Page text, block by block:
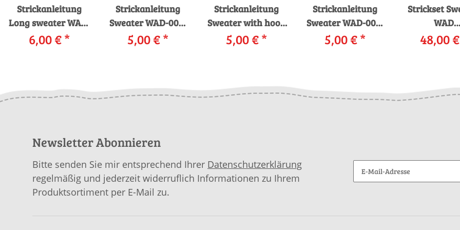
Strickanleitung
Long sweater WAD-
004-11
WOOLADDICTS
download
6,00 €*
Strickanleitung
Sweater WAD-004-
27 WOOLADDICTS
HAPPINESS
5,00 €*
Strickanleitung
Sweater with hood
WAD-004-06
WOOLADDICTS
download
5,00 €*
Strickanleitung
Sweater WAD-004-
28 WOOLADDICTS
LIBERTY FUNNY
5,00 €*
Strickset
WAD
garnwelt-
48,00 €
Newsletter Abonnieren
Bitte senden Sie mir entsprechend Ihrer Datenschutzerklärung
regelmäßig und jederzeit widerruflich Informationen zu Ihrem
Produktsortiment per E-Mail zu.